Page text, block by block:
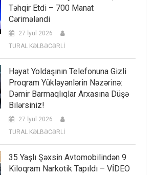
Təhqir Etdi – 700 Manat
Cərimələndi
27 İyul 2026
TURAL KƏLBƏCƏRLİ
Həyat Yoldaşının Telefonuna Gizli
Proqram Yükləyənlərin Nəzərinə:
Dəmir Barmaqlıqlar Arxasına Düşə
Bilərsiniz!
27 İyul 2026
TURAL KƏLBƏCƏRLİ
35 Yaşlı Şəxsin Avtomobilindən 9
Kiloqram Narkotik Tapıldı – VİDEO